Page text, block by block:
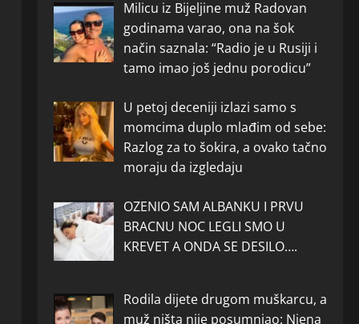
Milicu iz Bijeljine muž Radovan
godinama varao, ona na šok
način saznala: “Radio je u Rusiji i
tamo imao još jednu porodicu”
U petoj deceniji izlazi samo s
momcima duplo mlađim od sebe:
Razlog za to šokira, a ovako tačno
moraju da izgledaju
OZENIO SAM ALBANKU I PRVU
BRACNU NOC LEGLI SMO U
KREVET A ONDA SE DESILO….
Rodila dijete drugom muškarcu, a
muž ništa nije posumnjao: Njena